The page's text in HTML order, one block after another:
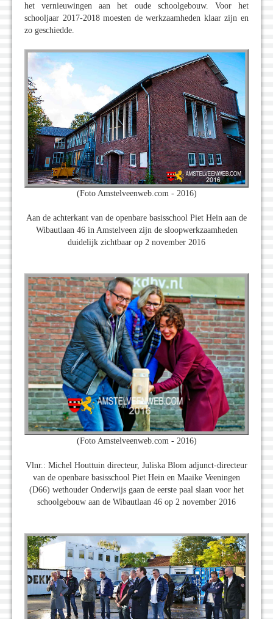
het vernieuwingen aan het oude schoolgebouw. Voor het
schooljaar 2017-2018 moesten de werkzaamheden klaar zijn en
zo geschiedde.
(Foto Amstelveenweb.com - 2016)
Aan de achterkant van de openbare basisschool Piet Hein aan de
Wibautlaan 46 in Amstelveen zijn de sloopwerkzaamheden
duidelijk zichtbaar op 2 november 2016
(Foto Amstelveenweb.com - 2016)
Vlnr.: Michel Houttuin directeur, Juliska Blom adjunct-directeur
van de openbare basisschool Piet Hein en Maaike Veeningen
(D66) wethouder Onderwijs gaan de eerste paal slaan voor het
schoolgebouw aan de Wibautlaan 46 op 2 november 2016